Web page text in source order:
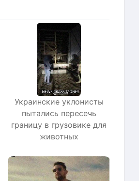
Украинские уклонисты
пытались пересечь
границу в грузовике для
животных